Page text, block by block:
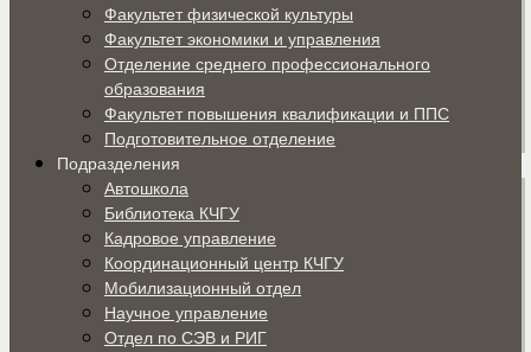
Факультет физической культуры
Факультет экономики и управления
Отделение среднего профессионального
образования
Факультет повышения квалификации и ППС
Подготовительное отделение
Подразделения
Автошкола
Библиотека КЧГУ
Кадровое управление
Координационный центр КЧГУ
Мобилизационный отдел
Научное управление
Отдел по СЭВ и РИГ